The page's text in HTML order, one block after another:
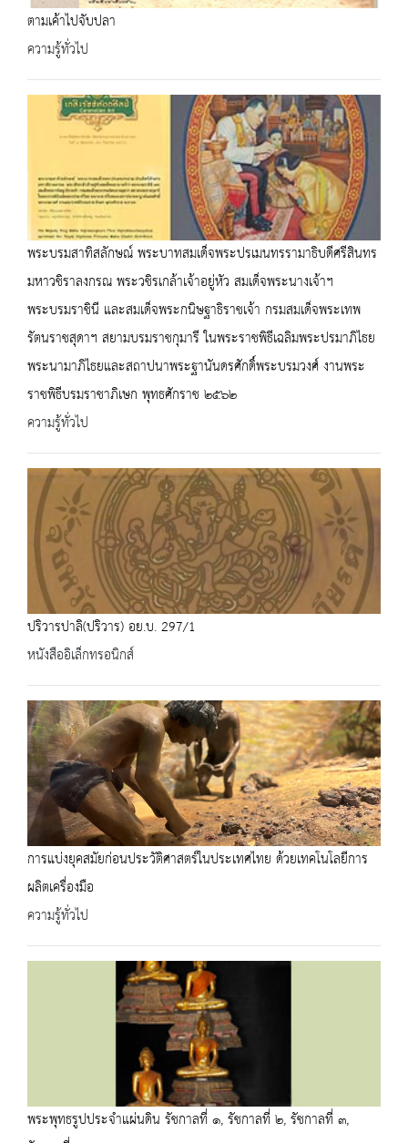
ตามเค้าไปจับปลา
ความรู้ทั่วไป
พระบรมสาทิสลักษณ์ พระบาทสมเด็จพระปรเมนทรรามาธิบดีศรีสินทร
มหาวชิราลงกรณ พระวชิรเกล้าเจ้าอยู่หัว สมเด็จพระนางเจ้าฯ
พระบรมราชินี และสมเด็จพระกนิษฐาธิราชเจ้า กรมสมเด็จพระเทพ
รัตนราชสุดาฯ สยามบรมราชกุมารี ในพระราชพิธีเฉลิมพระปรมาภิไธย
พระนามาภิไธยและสถาปนาพระฐานันดรศักดิ์พระบรมวงศ์ งานพระ
ราชพิธีบรมราชาภิเษก พุทธศักราช ๒๕๖๒
ความรู้ทั่วไป
ปริวารปาลิ(ปริวาร) อย.บ. 297/1
หนังสืออิเล็กทรอนิกส์
การแบ่งยุคสมัยก่อนประวัติศาสตร์ในประเทศไทย ด้วยเทคโนโลยีการ
ผลิตเครื่องมือ
ความรู้ทั่วไป
พระพุทธรูปประจำแผ่นดิน รัชกาลที่ ๑, รัชกาลที่ ๒, รัชกาลที่ ๓,